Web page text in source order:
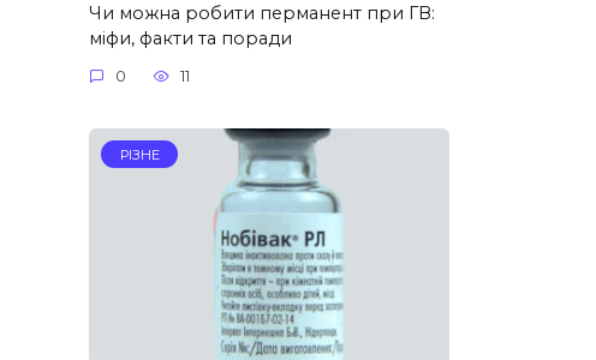
Чи можна робити перманент при ГВ:
міфи, факти та поради
0 11
РІЗНЕ